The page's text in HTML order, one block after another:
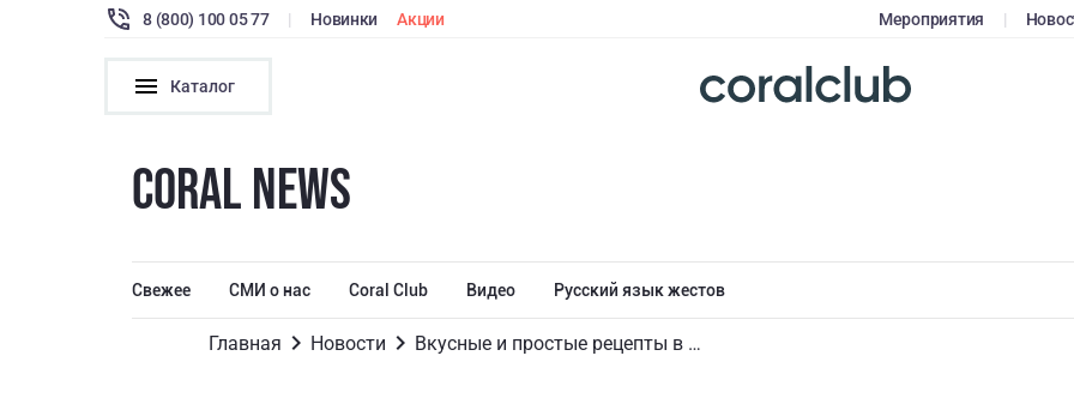
8 (800) 100 05 77 | Новинки Акции Мероприятия |
Каталог
CORAL NEWS
Свежее СМИ о нас Coral Club Видео Русский язык жестов
Главная Новости Вкусные и простые рецепты в пост